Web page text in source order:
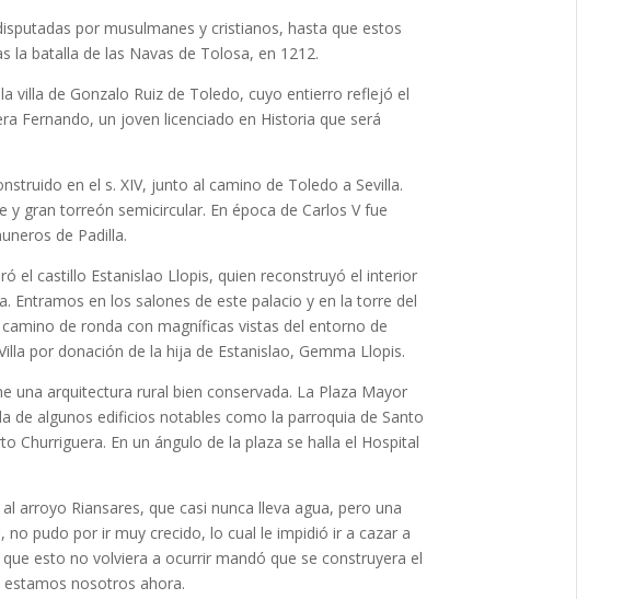
por musulmanes y cristianos, hasta que estos
la batalla de las Navas de Tolosa, en 1212.
villa de Gonzalo Ruiz de Toledo, cuyo entierro reflejó el
Fernando, un joven licenciado en Historia que será
en el s. XIV, junto al camino de Toledo a Sevilla.
gran torreón semicircular. En época de Carlos V fue
de Padilla.
el castillo Estanislao Llopis, quien reconstruyó el interior
Entramos en los salones de este palacio y en la torre del
de ronda con magníficas vistas del entorno de
por donación de la hija de Estanislao, Gemma Llopis.
una arquitectura rural bien conservada. La Plaza Mayor
de algunos edificios notables como la parroquia de Santo
Churriguera. En un ángulo de la plaza se halla el Hospital
arroyo Riansares, que casi nunca lleva agua, pero una
no pudo por ir muy crecido, lo cual le impidió ir a cazar a
esto no volviera a ocurrir mandó que se construyera el
estamos nosotros ahora.